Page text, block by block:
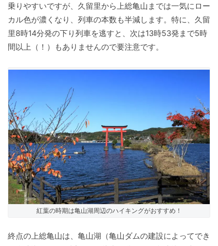
乗りやすいですが、久留里から上総亀山までは一気にロー
カル色が濃くなり、列車の本数も半減します。特に、久留
里8時14分発の下り列車を逃すと、次は13時53発まで5時
間以上（！）もありませんので要注意です。
紅葉の時期は亀山湖周辺のハイキングがおすすめ！
終点の上総亀山は、亀山湖（亀山ダムの建設によってでき